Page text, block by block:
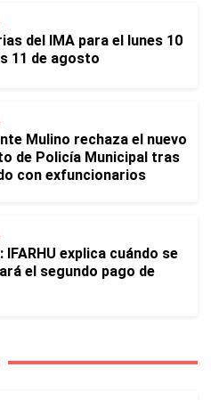
del IMA para el lunes 10
11 de agosto
Mulino rechaza el nuevo
de Policía Municipal tras
con exfuncionarios
IFARHU explica cuándo se
el segundo pago de